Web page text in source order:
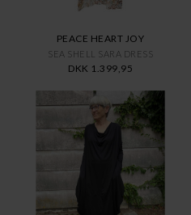
PEACE HEART JOY
SEA SHELL SARA DRESS
DKK 1.399,95